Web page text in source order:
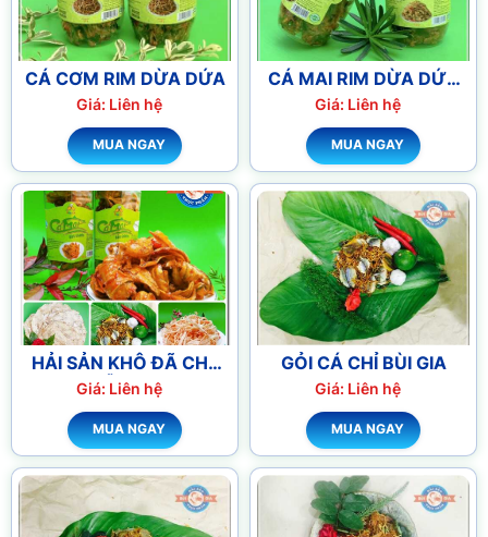
CÁ CƠM RIM DỪA DỨA
Giá: Liên hệ
MUA NGAY
CÁ MAI RIM DỪA DỨA
'THƠM'
Giá: Liên hệ
MUA NGAY
HẢI SẢN KHÔ ĐÃ CHẾ
BIẾN SẴN ĂN LIỀN
Giá: Liên hệ
MUA NGAY
GỎI CÁ CHỈ BÙI GIA
Giá: Liên hệ
MUA NGAY